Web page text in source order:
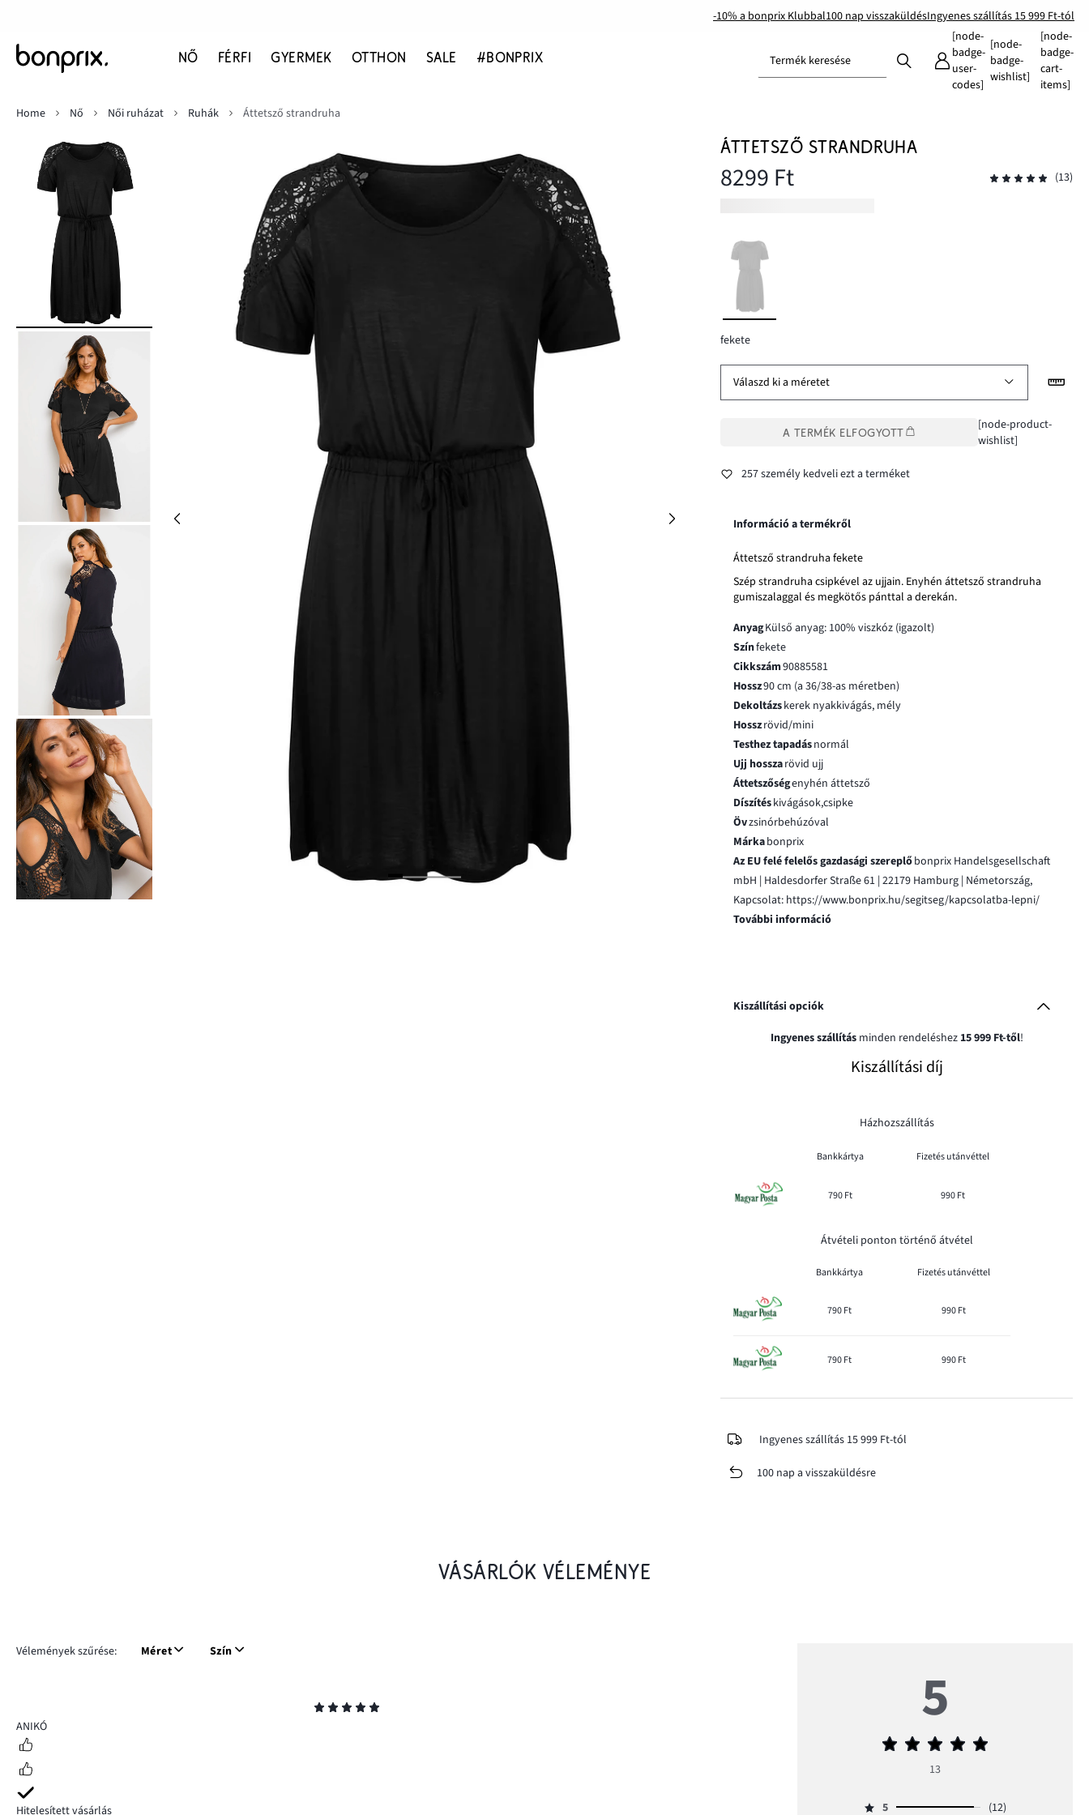
-10% a bonprix Klubbal100 nap visszaküldésIngyenes szállítás 15 999 Ft-tól
NŐ FÉRFI GYERMEK OTTHON SALE #BONPRIX Termék keresése
[node-
badge-
user-
codes]
[node-
badge-
wishlist]
[node-
badge-
cart-
items]
Home
Nő Női ruházat Ruhák Áttetsző strandruha
ÁTTETSZŐ STRANDRUHA
8299 Ft (13)
fekete
Válaszd ki a méretet
A TERMÉK ELFOGYOTT
[node-product-
wishlist]
257 személy kedveli ezt a terméket
Információ a termékről
Áttetsző strandruha fekete
Szép strandruha csipkével az ujjain. Enyhén áttetsző strandruha
gumiszalaggal és megkötős pánttal a derekán.
AnyagKülső anyag: 100% viszkóz (igazolt)
Színfekete
Cikkszám90885581
Hossz90 cm (a 36/38-as méretben)
Dekoltázskerek nyakkivágás, mély
Hosszrövid/mini
Testhez tapadásnormál
Ujj hosszarövid ujj
Áttetszőségenyhén áttetsző
Díszítéskivágások,csipke
Övzsinórbehúzóval
Márkabonprix
Az EU felé felelős gazdasági szereplőbonprix Handelsgesellschaft
mbH | Haldesdorfer Straße 61 | 22179 Hamburg | Németország,
Kapcsolat: https://www.bonprix.hu/segitseg/kapcsolatba-lepni/
További információ
Kiszállítási opciók
Ingyenes szállításminden rendeléshez 15 999 Ft-től!
Kiszállítási díj
Házhozszállítás
Bankkártya Fizetés utánvéttel
790 Ft 990 Ft
Átvételi ponton történő átvétel
Bankkártya Fizetés utánvéttel
790 Ft 990 Ft
790 Ft 990 Ft
Ingyenes szállítás 15 999 Ft-tól
100 nap a visszaküldésre
VÁSÁRLÓK VÉLEMÉNYE
Vélemények szűrése: Méret Szín
5
ANIKÓ
Hitelesített vásárlás
5
Átlagos
5
13
5
(12)